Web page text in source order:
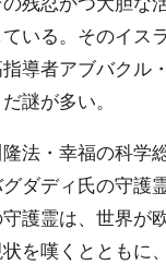
いる。そのイス
導者アブバクル
謎が多い。
法・幸福の科学
ダディ氏の守護
護霊は、世界が
を嘆くとともに